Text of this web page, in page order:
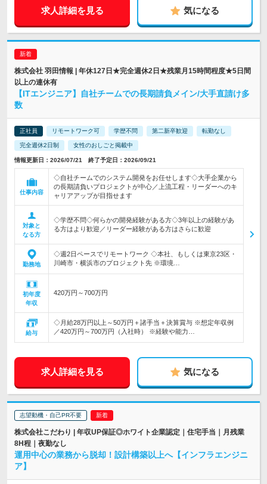
求人詳細を見る 気になる
株式会社 羽田情報 | 年休127日★完全週休2日★残業月15時間程度★5日間
以上の連休有
【ITエンジニア】自社チームでの長期請負メイン/大手直請け多
数
正社員 リモートワーク可 学歴不問 第二新卒歓迎 転勤なし
完全週休2日制 女性のおしごと掲載中
情報更新日：2026/07/21 終了予定日：2026/09/21
仕事内容
◇自社チームでのシステム開発をお任せします◇大手企業から
の長期請負いプロジェクトが中心／上流工程・リーダーへのキ
ャリアアップが目指せます
対象と
なる方
◇学歴不問◇何らかの開発経験がある方◇3年以上の経験があ
る方はより歓迎／リーダー経験がある方はさらに歓迎
勤務地
◇週2日ペースでリモートワーク ◇本社、もしくは東京23区・
川崎市・横浜市のプロジェクト先 ※環境…
初年度
年収
420万円～700万円
給与
◇月給28万円以上～50万円＋諸手当＋決算賞与 ※想定年収例
／420万円～700万円（入社時） ※経験や能力…
求人詳細を見る 気になる
志望動機・自己PR不要
株式会社こだわり | 年収UP保証◎ホワイト企業認定｜住宅手当｜月残業
8H程｜夜勤なし
運用中心の業務から脱却！設計構築以上へ【インフラエンジニ
ア】